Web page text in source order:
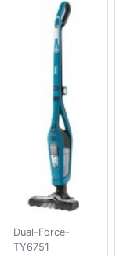
Dual-Force-
TY6751